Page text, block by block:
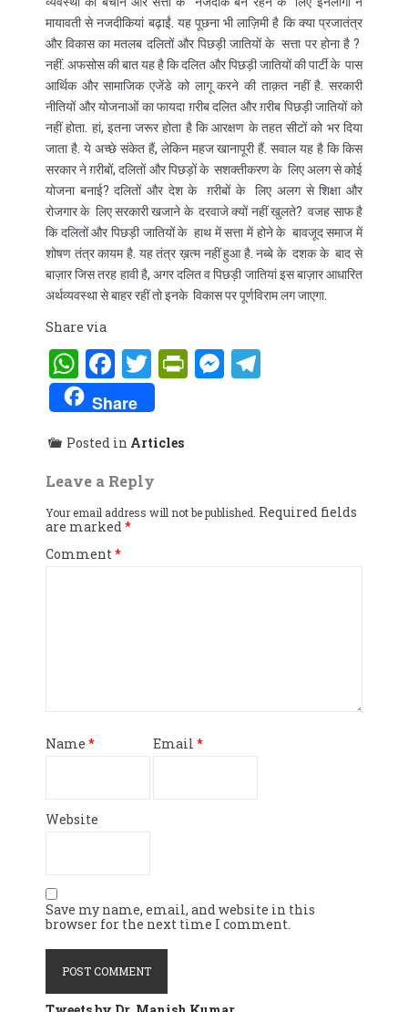
मायावती से नजदीकियां बढ़ाईं. यह पूछना भी लाज़िमी है कि क्या प्रजातंत्र
और विकास का मतलब दलितों और पिछड़ी जातियों के सत्ता पर होना है ?
नहीं. अफसोस की बात यह है कि दलित और पिछड़ी जातियों की पार्टी के पास
आर्थिक और सामाजिक एजेंडे को लागू करने की ताक़त नहीं है. सरकारी
नीतियों और योजनाओं का फायदा ग़रीब दलित और ग़रीब पिछड़ी जातियों को
नहीं होता. हां, इतना जरूर होता है कि आरक्षण के तहत सीटों को भर दिया
जाता है. ये अच्छे संकेत हैं, लेकिन महज खानापूरी हैं. सवाल यह है कि किस
सरकार ने ग़रीबों, दलितों और पिछड़ों के सशक्तीकरण के लिए अलग से कोई
योजना बनाई? दलितों और देश के ग़रीबों के लिए अलग से शिक्षा और
रोजगार के लिए सरकारी खजाने के दरवाजे क्यों नहीं खुलते? वजह साफ है
कि दलितों और पिछड़ी जातियों के हाथ में सत्ता में होने के बावजूद समाज में
शोषण तंत्र कायम है. यह तंत्र ख़त्म नहीं हुआ है. नब्बे के दशक के बाद से
बाज़ार जिस तरह हावी है, अगर दलित व पिछड़ी जातियां इस बाज़ार आधारित
अर्थव्यवस्था से बाहर रहीं तो इनके विकास पर पूर्णविराम लग जाएगा.
Share via
WhatsApp
Facebook
Twitter
PrintFriendly
Messenger
Share
Posted in Articles
Leave a Reply
Your email address will not be published. Required fields
are marked *
Comment *
Name * Email *
Website
Save my name, email, and website in this
browser for the next time I comment.